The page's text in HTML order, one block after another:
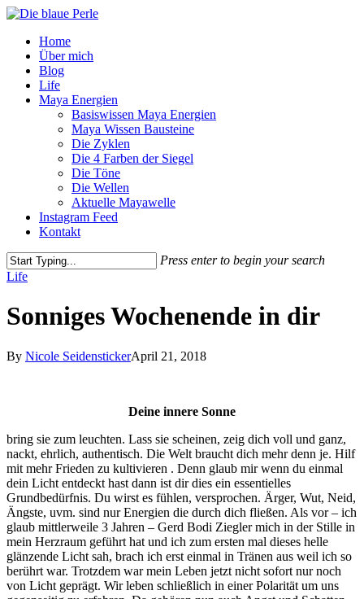
Skip
main
content
Menu
Home
Über mich
Blog
Life
Maya Energien
Basiswissen Maya Energien
Maya Wissen Bausteine
Die Zyklen
Die 4 Farben der Siegel
Die Töne
Die Wellen
Aktuelle Mayawelle
Instagram Feed
Kontakt
Press enter to begin your search
Close
Life
Sonniges Wochenende in dir
By Nicole SeidenstickerApril 21, 2018
Deine innere Sonne
bring sie zum leuchten. Lass sie scheinen, zeig dich voll und ganz,
nackt, ehrlich, authentisch. Die Welt braucht dich mehr denn je. Hilf
mit mehr Frieden zu kultivieren . Denn glaub mir wenn du einmal
dein Licht entdeckt hast dann ist dir dies ein essentielles
Grundbedürfnis. Du wirst es fühlen, versprochen. Ärger, Wut, Neid,
Ängste, uvm. sind nur Energien die durch dich fließen. Als vor – ich
glaub mittlerweile 3 Jahren – Gerd Bodi Ziegler mich in der Stille in
mein Herzraum geführt hat und ich zum ersten mal dieses helle
glänzende Licht sah, brach ich erst einmal in Tränen aus weil ich so
berührt war. Trotzdem war mein Leben jetzt nicht sofort nur noch
von Licht geprägt. Wir leben schließlich in einer Polarität um uns